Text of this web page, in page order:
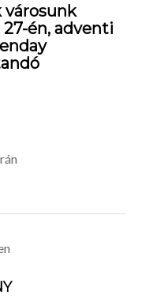
én,adventi